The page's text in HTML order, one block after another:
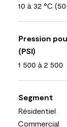
10 à 32 °C
Pression
(PSI)
1 500 à 2 500
Segment
Résidentiel
Commercial